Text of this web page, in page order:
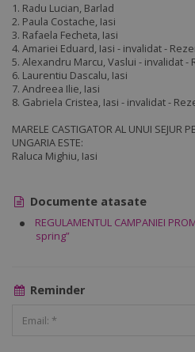
1. Radu Lucian, Barlad
2. Paula Costache, Iasi
3. Rafaela Fecheta, Iasi
4. Amariei Eduard, Iasi - invalidat -
5. Alexandru Marcu, Vaslui - invalidat -
6. Laurentiu Dascalu, Iasi
7. Andreea Ilie, Iasi
8. Gabriela Cristea, Iasi - invalidat -
MARELE CASTIGATOR AL UNUI SEJUR
UNGARIA ESTE:
Raluca Mighiu, Iasi
Documente atasate
REGULAMENTUL CAMPANIEI
spring”
Reminder